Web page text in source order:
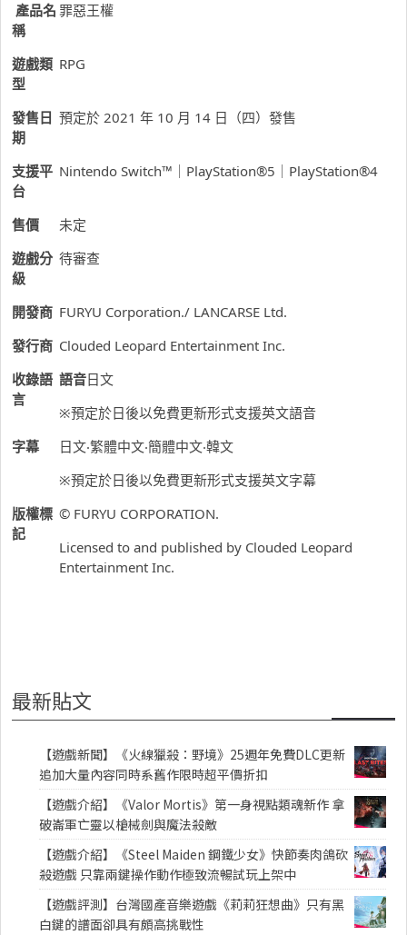
產品名
稱
罪惡王權
遊戲類
型
RPG
發售日
期
預定於 2021 年 10 月 14 日（四）發售
支援平
台
Nintendo Switch™｜PlayStation®5｜PlayStation®4
售價
未定
遊戲分
級
待審查
開發商 FURYU Corporation./ LANCARSE Ltd.
發行商 Clouded Leopard Entertainment Inc.
收錄語
言
語音日文
※預定於日後以免費更新形式支援英文語音
字幕
日文‧繁體中文‧簡體中文‧韓文
※預定於日後以免費更新形式支援英文字幕
版權標
記
© FURYU CORPORATION.
Licensed to and published by Clouded Leopard
Entertainment Inc.
最新貼文
【遊戲新聞】《火線獵殺：野境》25週年免費DLC更新
追加大量內容同時系舊作限時超平價折扣
【遊戲介紹】《Valor Mortis》第一身視點類魂新作 拿
破崙軍亡靈以槍械劍與魔法殺敵
【遊戲介紹】《Steel Maiden 鋼鐵少女》快節奏肉鴿砍
殺遊戲 只靠兩鍵操作動作極致流暢試玩上架中
【遊戲評測】台灣國產音樂遊戲《莉莉狂想曲》只有黑
白鍵的譜面卻具有頗高挑戰性